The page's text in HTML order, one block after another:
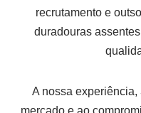
recrutamento e
duradouras
A nossa
mercado e ao